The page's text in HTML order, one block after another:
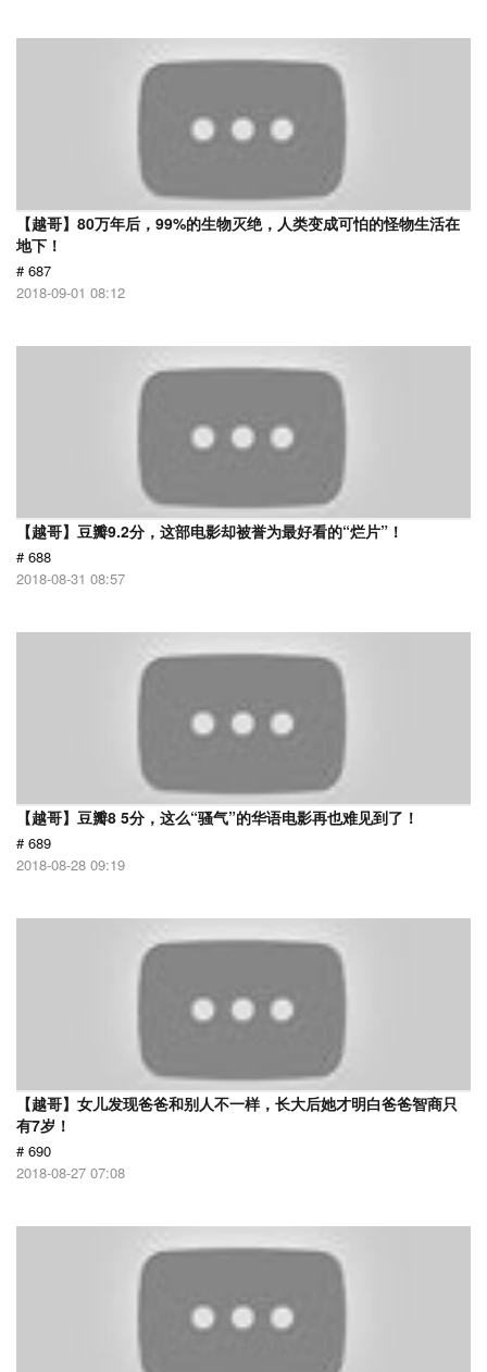
【越哥】80万年后，99%的生物灭绝，人类变成可怕的怪物生活在
地下！
# 687
2018-09-01 08:12
【越哥】豆瓣9.2分，这部电影却被誉为最好看的“烂片”！
# 688
2018-08-31 08:57
【越哥】豆瓣8 5分，这么“骚气”的华语电影再也难见到了！
# 689
2018-08-28 09:19
【越哥】女儿发现爸爸和别人不一样，长大后她才明白爸爸智商只
有7岁！
# 690
2018-08-27 07:08